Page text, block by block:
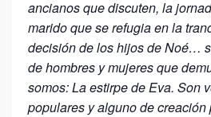
ancianos que discuten, la
marido que se refugia en la
decisión de los hijos de Noé…
de hombres y mujeres que
somos: La estirpe de Eva. Son v
populares y alguno de creación